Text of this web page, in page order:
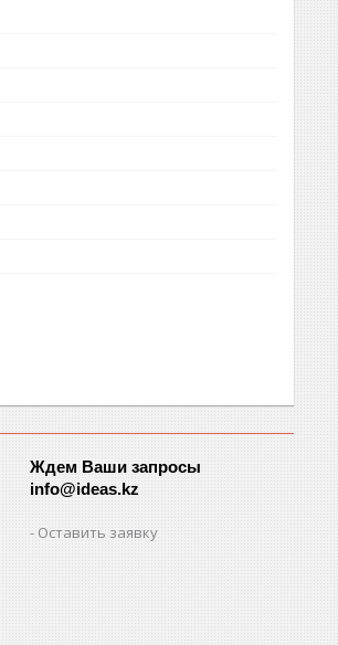
Ждем Ваши запросы
info@ideas.kz
Оставить заявку